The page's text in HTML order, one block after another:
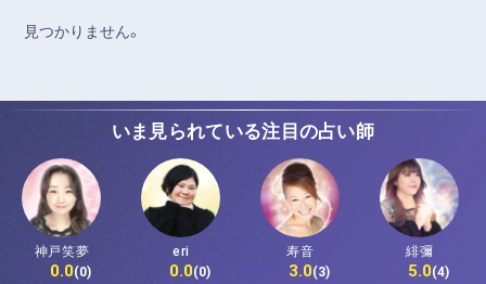
見つかりません。
いま見られている注目の占い師
神戸笑夢
0.0(0)
eri
0.0(0)
寿音
3.0(3)
緋彌
5.0(4)